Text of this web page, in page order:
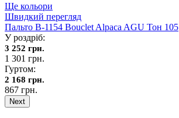
Ще кольори
Швидкий перегляд
Пальто В-1154 Bouclet Alpaca AGU Тон 105
У роздріб:
3 252 грн.
1 301 грн.
Гуртом:
2 168 грн.
867 грн.
Next